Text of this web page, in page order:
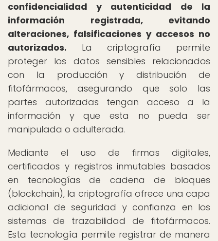
confidencialidad y autenticidad de la
información registrada, evitando
alteraciones, falsificaciones y accesos no
autorizados. La criptografía permite
proteger los datos sensibles relacionados
con la producción y distribución de
fitofármacos, asegurando que solo las
partes autorizadas tengan acceso a la
información y que esta no pueda ser
manipulada o adulterada.
Mediante el uso de firmas digitales,
certificados y registros inmutables basados
en tecnologías de cadena de bloques
(blockchain), la criptografía ofrece una capa
adicional de seguridad y confianza en los
sistemas de trazabilidad de fitofármacos.
Esta tecnología permite registrar de manera